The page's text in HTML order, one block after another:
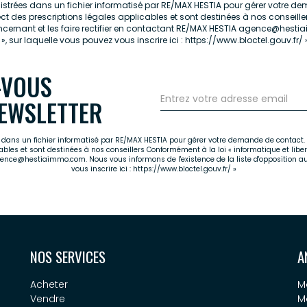
dans un fichier informatisé par RE/MAX HESTIA pour gérer votre
des prescriptions légales applicables et sont destinées à nos
et les faire rectifier en contactant RE/MAX HESTIA
sur laquelle vous pouvez vous inscrire ici : https://www.bloctel.gouv.fr/
un fichier informatisé par RE/MAX HESTIA pour gérer votre demande de
et sont destinées à nos conseillers Conformément à la loi « informatique et
Nous vous informons de l'existence de la liste d'opposition
vous inscrire ici : https://www.bloctel.gouv.fr/ »
NOS SERVICES
Acheter
Vendre